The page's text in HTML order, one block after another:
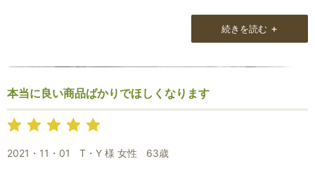
続きを読む +
本当に良い商品ばかりでほしくなります
2021・11・01 T・Y 様 女性 63歳